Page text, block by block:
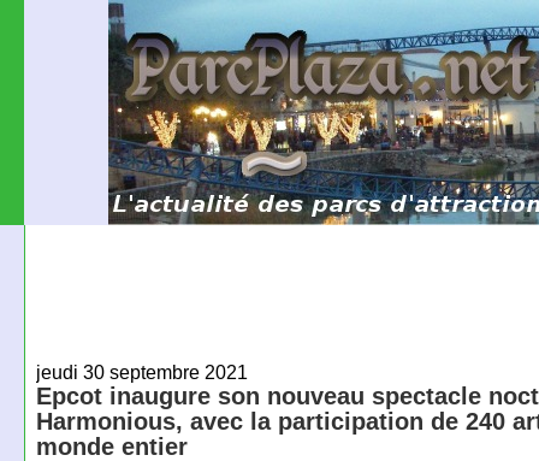
jeudi 30 septembre 2021
Epcot inaugure son nouveau spectacle
Harmonious, avec la participation de 240
monde entier